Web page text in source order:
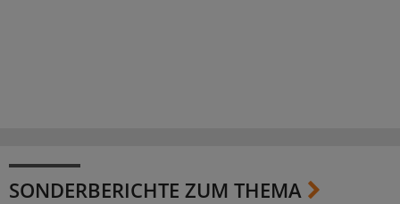
SONDERBERICHTE ZUM THEMA